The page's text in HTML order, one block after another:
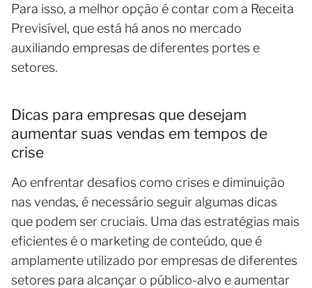
Para isso, a melhor opção é contar com a Receita
Previsível, que está há anos no mercado
auxiliando empresas de diferentes portes e
setores.
Dicas para empresas que desejam
aumentar suas vendas em tempos de
crise
Ao enfrentar desafios como crises e diminuição
nas vendas, é necessário seguir algumas dicas
que podem ser cruciais. Uma das estratégias mais
eficientes é o marketing de conteúdo, que é
amplamente utilizado por empresas de diferentes
setores para alcançar o público-alvo e aumentar